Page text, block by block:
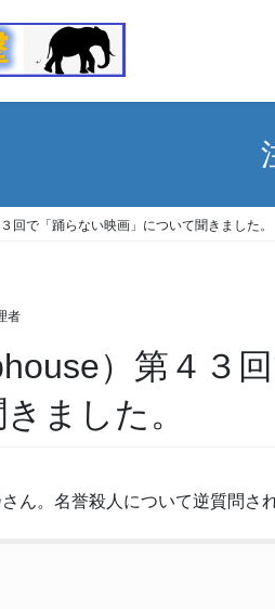
回で「踊らない映画」について聞きました。
者
）第４３
ました。
ん。名誉殺人について逆質問さ